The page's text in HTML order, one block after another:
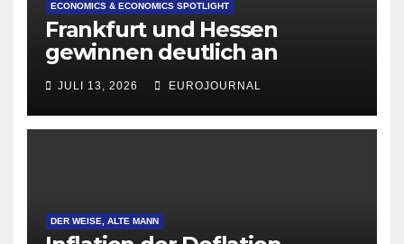
ECONOMICS & ECONOMICS SPOTLIGHT
Frankfurt und Hessen
gewinnen deutlich an
Attraktivität für Startup-
Gründungen
JULI 13, 2026 EUROJOURNAL
DER WEISE, ALTE MANN